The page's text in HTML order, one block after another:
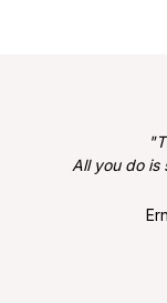
All you do